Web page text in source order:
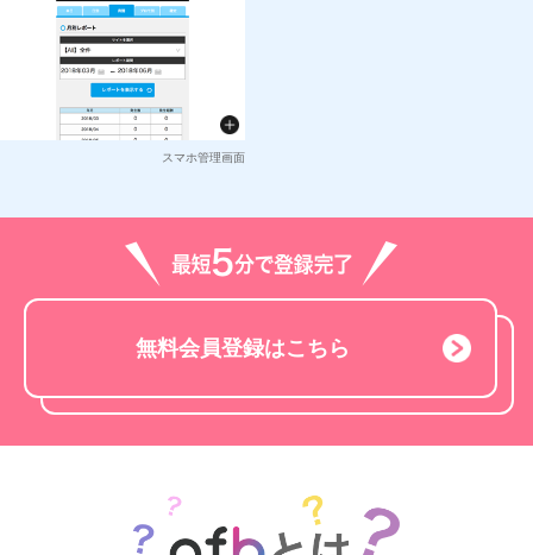
スマホ管理画面
無料会員登録はこちら